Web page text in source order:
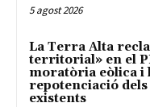
5 agost 2026
La Terra Alta
territorial» en el
moratòria eòlica i
repotenciació
existents